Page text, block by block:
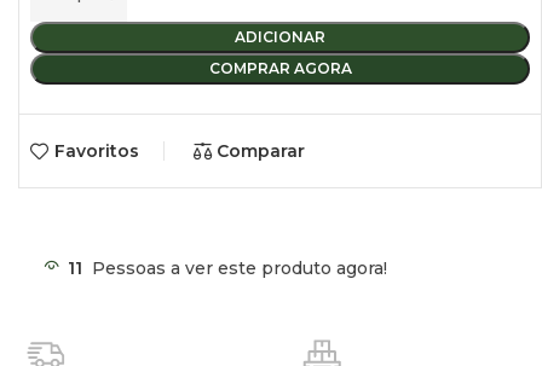
ADICIONAR
COMPRAR AGORA
Favoritos Comparar
11 Pessoas a ver este produto agora!